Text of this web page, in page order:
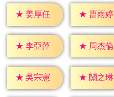
★ 姜厚任 ★ 曹雨婷
★ 李亞萍 ★ 周杰倫
★ 吳宗憲 ★ 關之琳